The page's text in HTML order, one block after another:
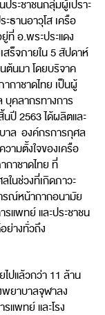
ระชาชนกลุ่มผู้เปราะ
ธานอาวุโส เครือ
ที่ อ.พระประแดง
ร็จภายใน 5 สัปดาห์
ต้นมา โดยบริจาค
กาชาดไทย เป็นผู้
บุคลากรทางการ
ปี 2563 ได้ผลิตและ
บาล องค์กรการกุศล
ามตั้งใจของเครือ
าชาดไทย ที่
นช่วงที่เกิดภาวะ
รณ์หน้ากากอนามัย
แพทย์ และประชาชน
ย่างทั่วถึง
ปแล้วกว่า 11 ล้าน
พยาบาลจุฬาลง
แพทย์ และโรง